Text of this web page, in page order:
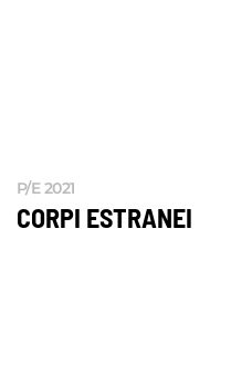
P/E 2021
CORPI ESTRANEI